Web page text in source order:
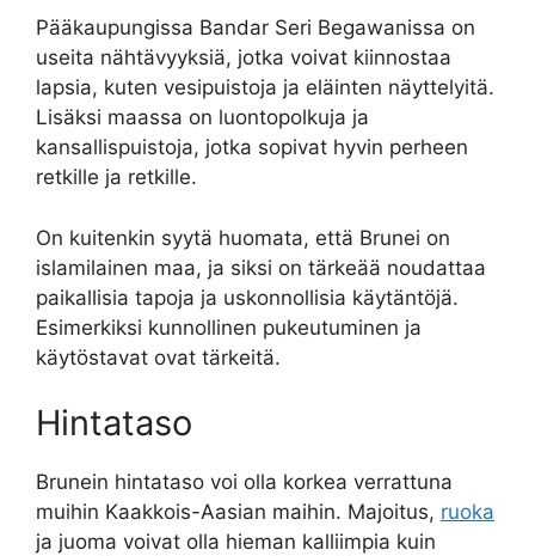
Pääkaupungissa Bandar Seri Begawanissa on
useita nähtävyyksiä, jotka voivat kiinnostaa
lapsia, kuten vesipuistoja ja eläinten näyttelyitä.
Lisäksi maassa on luontopolkuja ja
kansallispuistoja, jotka sopivat hyvin perheen
retkille ja retkille.
On kuitenkin syytä huomata, että Brunei on
islamilainen maa, ja siksi on tärkeää noudattaa
paikallisia tapoja ja uskonnollisia käytäntöjä.
Esimerkiksi kunnollinen pukeutuminen ja
käytöstavat ovat tärkeitä.
Hintataso
Brunein hintataso voi olla korkea verrattuna
muihin Kaakkois-Aasian maihin. Majoitus, ruoka
ja juoma voivat olla hieman kalliimpia kuin